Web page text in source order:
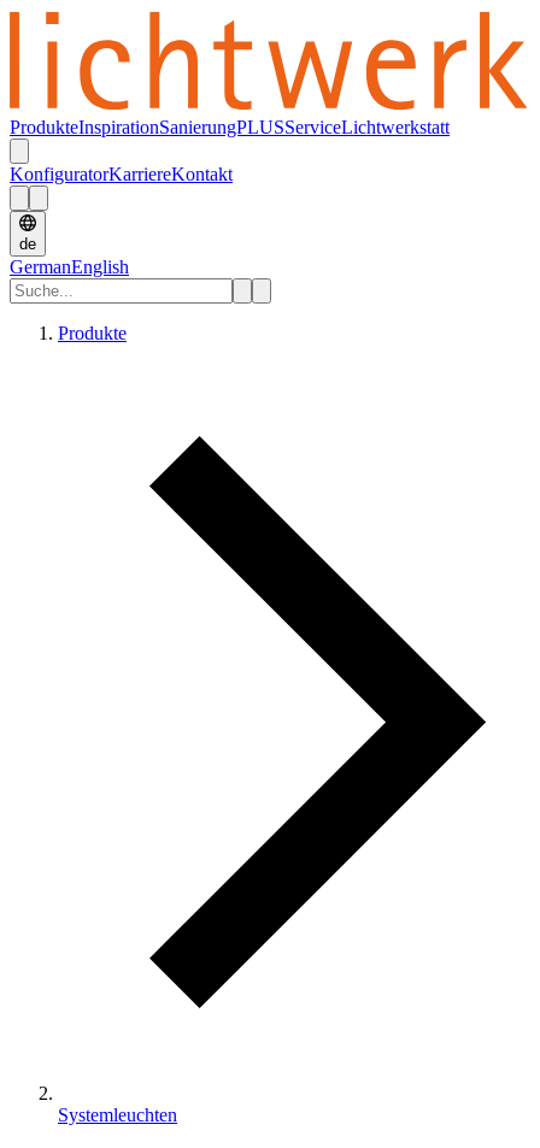
ProdukteInspirationSanierungPLUSServiceLichtwerkstatt
KonfiguratorKarriereKontakt
de
GermanEnglish
Produkte
Systemleuchten